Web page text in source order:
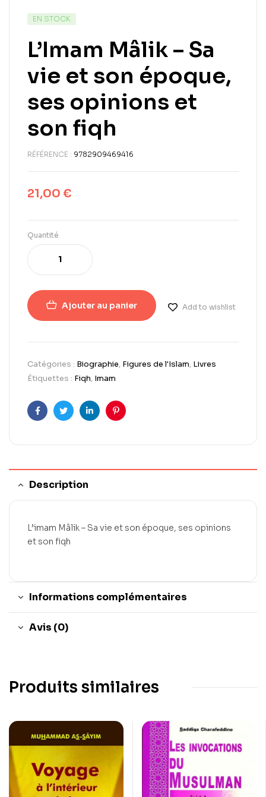
EN STOCK
L’Imam Mâlik – Sa
vie et son époque,
ses opinions et
son fiqh
RÉFÉRENCE : 9782909469416
21,00 €
Quantité
Ajouter au panier Add to wishlist
Catégories : Biographie, Figures de l'Islam, Livres
Étiquettes : Fiqh, Imam
FacebookTwitterLinkedInPinterest
Description
L’imam Mâlik – Sa vie et son époque, ses opinions
et son fiqh
Informations complémentaires
Avis (0)
Produits similaires